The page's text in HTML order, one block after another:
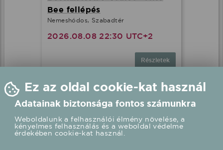
Bee fellépés
Nemeshódos, Szabadtér
2026.08.08 22:30 UTC+2
Részletek
Ez az oldal cookie-kat használ
Adatainak biztonsága fontos számunkra
Weboldalunk a felhasználói élmény növelése, a
kényelmes felhasználás és a weboldal védelme
érdekében cookie-kat használ.